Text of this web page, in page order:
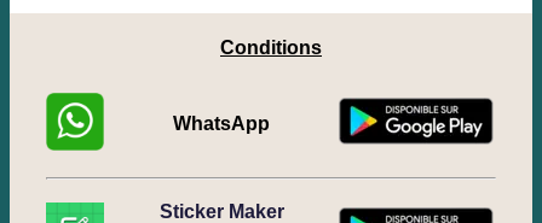
Conditions
WhatsApp
Sticker Maker